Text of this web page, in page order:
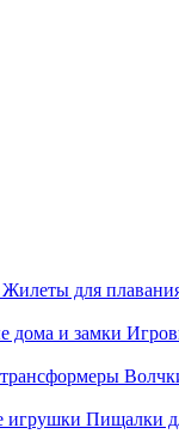
Жилеты для
дома и замки
игрушки Пищалки